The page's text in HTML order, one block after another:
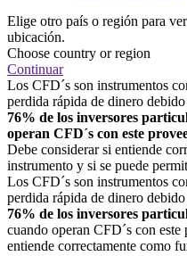
Elige otro país o región para
ubicación.
Choose country or region
Continuar
Los CFD´s son instrumentos
perdida rápida de dinero
76% de los inversores
operan CFD´s con este
Debe considerar si entiende
instrumento y si se puede
Los CFD´s son instrumentos
perdida rápida de dinero
76% de los inversores
cuando operan CFD´s con
entiende correctamente como